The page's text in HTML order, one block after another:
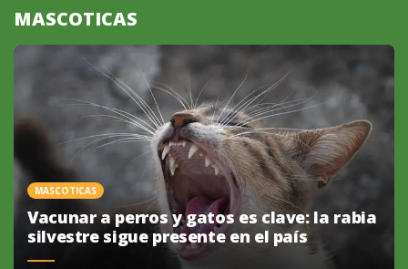
MASCOTICAS
MASCOTICAS
Vacunar a perros y gatos es clave: la rabia
silvestre sigue presente en el país